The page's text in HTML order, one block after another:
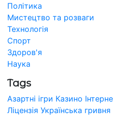
Політика
Мистецтво та розваги
Технологія
Спорт
Здоров'я
Наука
Tags
Азартні ігри Казино
Ліцензія Українська гривня